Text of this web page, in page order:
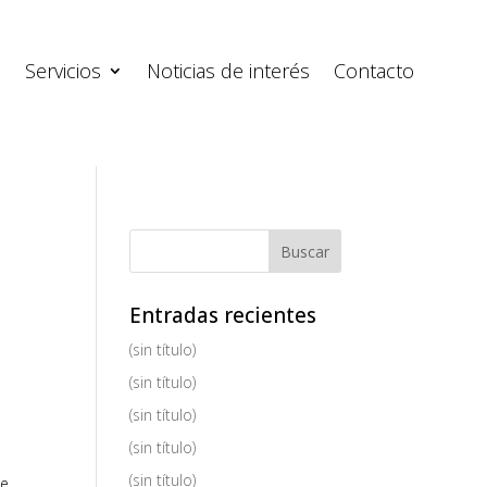
Servicios Noticias de interés Contacto
Entradas recientes
(sin título)
(sin título)
(sin título)
(sin título)
(sin título)